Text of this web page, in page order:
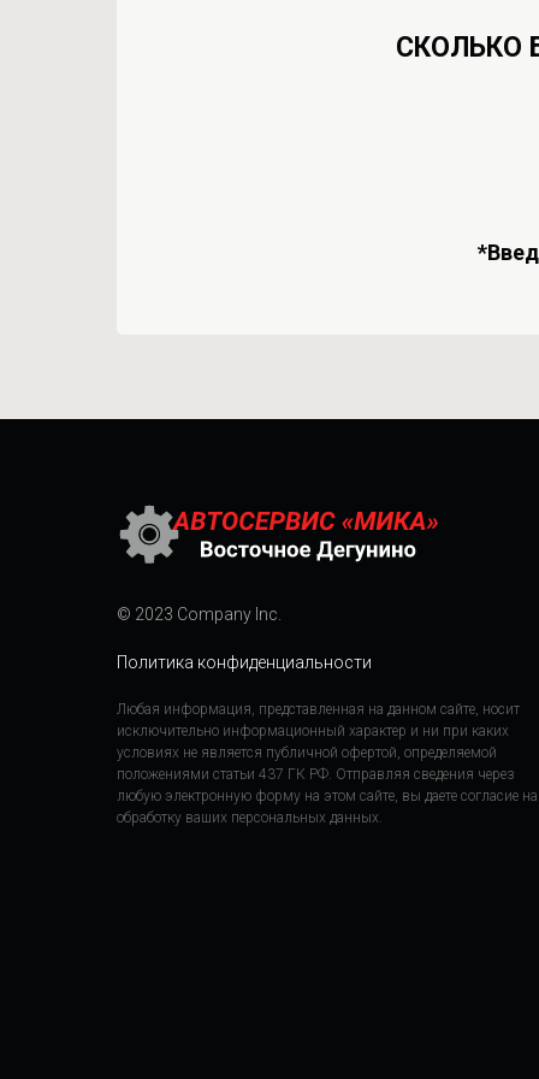
СКОЛЬКО
© 2023 Company Inc.
Политика конфиденциальности
Любая информация, представленная на данном сайте, носит
исключительно информационный характер и ни при каких
условиях не является публичной офертой, определяемой
положениями статьи 437 ГК РФ. Отправляя сведения через
любую электронную форму на этом сайте, вы даете согласие на
обработку ваших персональных данных.